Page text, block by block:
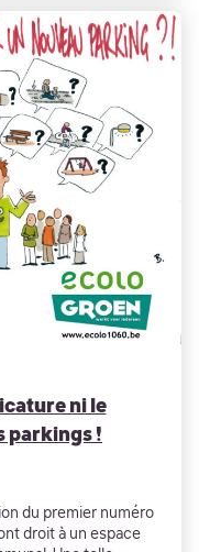
ni le
parkings !
du premier numéro
droit à un espace